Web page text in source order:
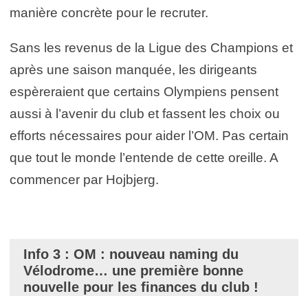
manière concrète pour le recruter.
Sans les revenus de la Ligue des Champions et
après une saison manquée, les dirigeants
espèreraient que certains Olympiens pensent
aussi à l’avenir du club et fassent les choix ou
efforts nécessaires pour aider l’OM. Pas certain
que tout le monde l’entende de cette oreille. A
commencer par Hojbjerg.
Info 3 : OM : nouveau naming du
Vélodrome… une première bonne
nouvelle pour les finances du club !